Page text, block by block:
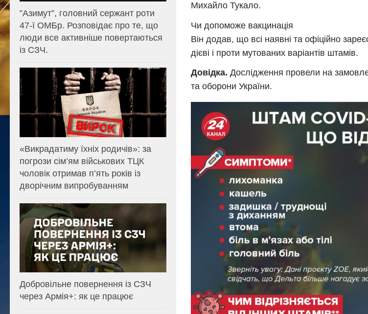
Михайло Тукало.
Чи допоможе вакцинація
Він додав, що всі наявні та офіційно
дієві і проти мутованих варіантів штамів.
Довідка. Дослідження провели на
та оборони України.
⁨”Азимут”, головний сержант роти
47-ї ОМБр. Розповідає про те, що
люди все активніше повертаються
із СЗЧ.
«Викрадатиму їхніх родичів»: за
погрози сім’ям військових ТЦК
чоловік отримав п’ять років із
дворічним випробуванням
Добровільне повернення із СЗЧ
через Армія+: як це працює